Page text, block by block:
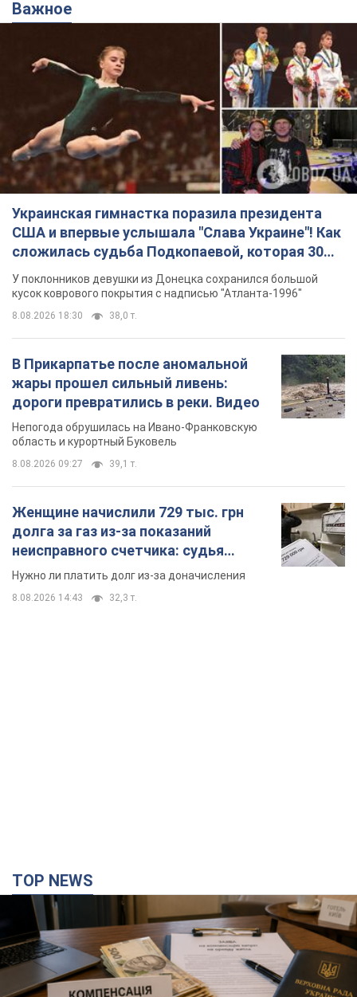
Важное
Украинская гимнастка поразила президента
США и впервые услышала "Слава Украине"! Как
сложилась судьба Подкопаевой, которая 30
лет назад завоевала "золото" Олимпиады
У поклонников девушки из Донецка сохранился большой
кусок коврового покрытия с надписью "Атланта-1996"
8.08.2026 18:30 38,0 т.
В Прикарпатье после аномальной
жары прошел сильный ливень:
дороги превратились в реки. Видео
Непогода обрушилась на Ивано-Франковскую
область и курортный Буковель
8.08.2026 09:27 39,1 т.
Женщине начислили 729 тыс. грн
долга за газ из-за показаний
неисправного счетчика: судья
вынес неожиданное решение
Нужно ли платить долг из-за доначисления
8.08.2026 14:43 32,3 т.
TOP NEWS